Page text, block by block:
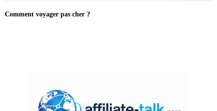
Comment voyager pas cher ?